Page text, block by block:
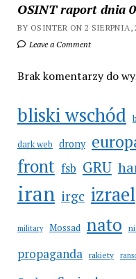
OSINT raport dnia
BY OSINTER ON 2 SIERPNIA,
Leave a Comment
Brak komentarzy do
bliski wschód
dark web drony
front fsb GRU
iran irgc izrael
military Mossad nato
propaganda rakiety